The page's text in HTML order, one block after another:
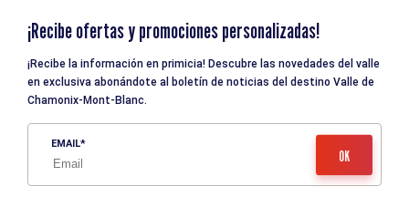
¡Recibe ofertas y promociones personalizadas!
¡Recibe la información en primicia! Descubre las novedades del valle
en exclusiva abonándote al boletín de noticias del destino Valle de
Chamonix-Mont-Blanc.
EMAIL